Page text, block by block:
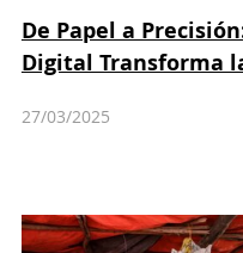
De Papel a
Digital Transforma
27/03/2025